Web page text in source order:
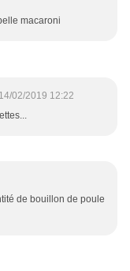
macaroni
14/02/2019 12:22
de bouillon de poule